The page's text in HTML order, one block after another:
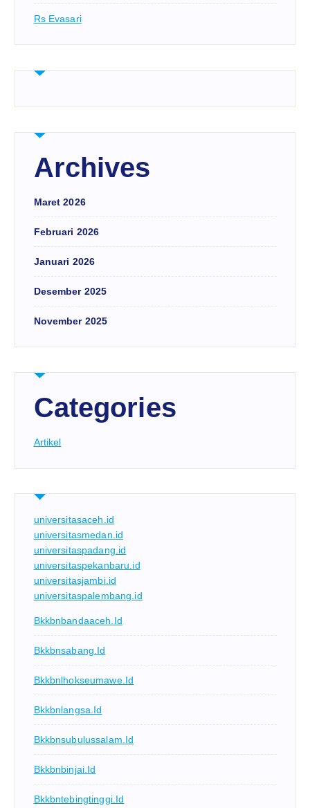
Rs Evasari
Archives
Maret 2026
Februari 2026
Januari 2026
Desember 2025
November 2025
Categories
Artikel
universitasaceh.id
universitasmedan.id
universitaspadang.id
universitaspekanbaru.id
universitasjambi.id
universitaspalembang.id
Bkkbnbandaaceh.id
Bkkbnsabang.id
Bkkbnlhokseumawe.id
Bkkbnlangsa.id
Bkkbnsubulussalam.id
Bkkbnbinjai.id
Bkkbntebingtinggi.id